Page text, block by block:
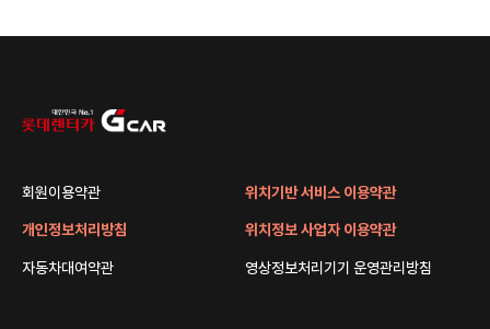
회원이용약관
개인정보처리방침
자동차대여약관
위치기반 서비스 이용약관
위치정보 사업자 이용약관
영상정보처리기기 운영관리방침